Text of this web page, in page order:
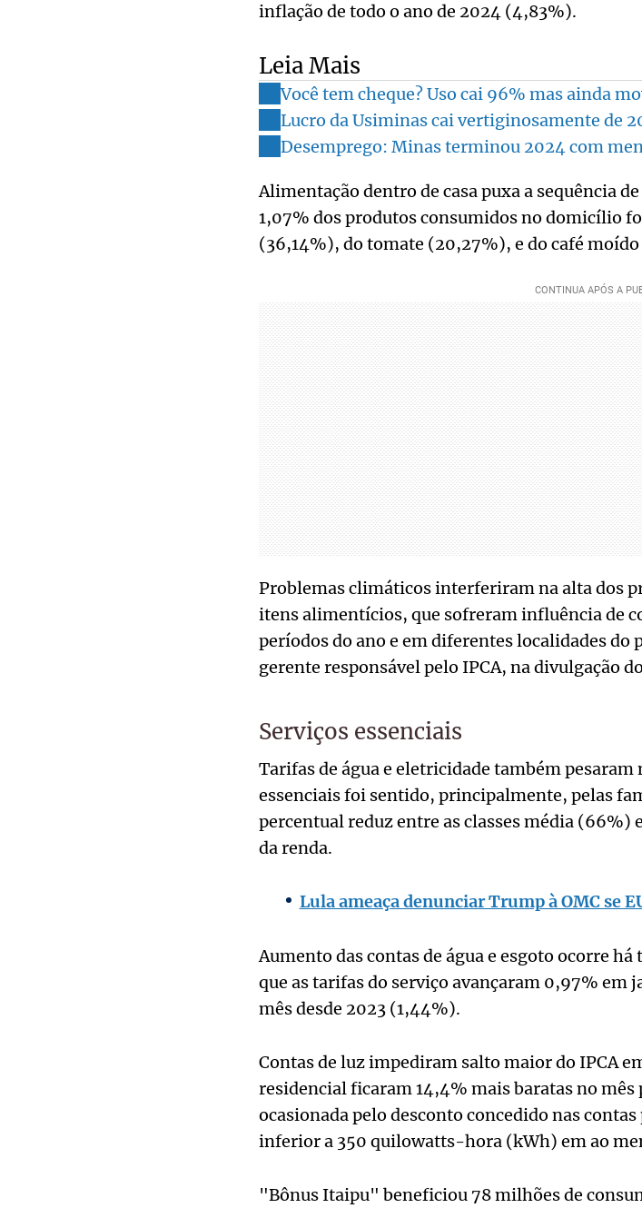
inflação de todo o ano de 2024 (4,83%).
Leia Mais
Você tem cheque? Uso cai 96% mas ainda
Lucro da Usiminas cai vertiginosamente de
Desemprego: Minas terminou 2024 com
Alimentação dentro de casa puxa a sequência
1,07% dos produtos consumidos no domicílio
(36,14%), do tomate (20,27%), e do café
Problemas climáticos interferiram na alta dos
itens alimentícios, que sofreram influência de
períodos do ano e em diferentes localidades
gerente responsável pelo IPCA, na divulgação
Serviços essenciais
Tarifas de água e eletricidade também
essenciais foi sentido, principalmente, pelas
percentual reduz entre as classes média
da renda.
Lula ameaça denunciar Trump à OMC se
Aumento das contas de água e esgoto ocorre
que as tarifas do serviço avançaram 0,97% em
mês desde 2023 (1,44%).
Contas de luz impediram salto maior do IPCA
residencial ficaram 14,4% mais baratas no mês
ocasionada pelo desconto concedido nas
inferior a 350 quilowatts-hora (kWh) em ao
"Bônus Itaipu" beneficiou 78 milhões de